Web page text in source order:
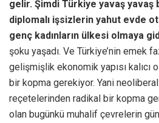
gelir. Şimdi Türkiye yavaş
diplomalı işsizlerin yahut evde
genç kadınların ülkesi olmaya
şoku yaşadı. Ve Türkiye’nin emek
gelişmişlik ekonomik yapısı kalıcı
bir kopma gerekiyor. Yani
reçetelerinden radikal bir kopma
olan bugünkü muhalif çevrelerin